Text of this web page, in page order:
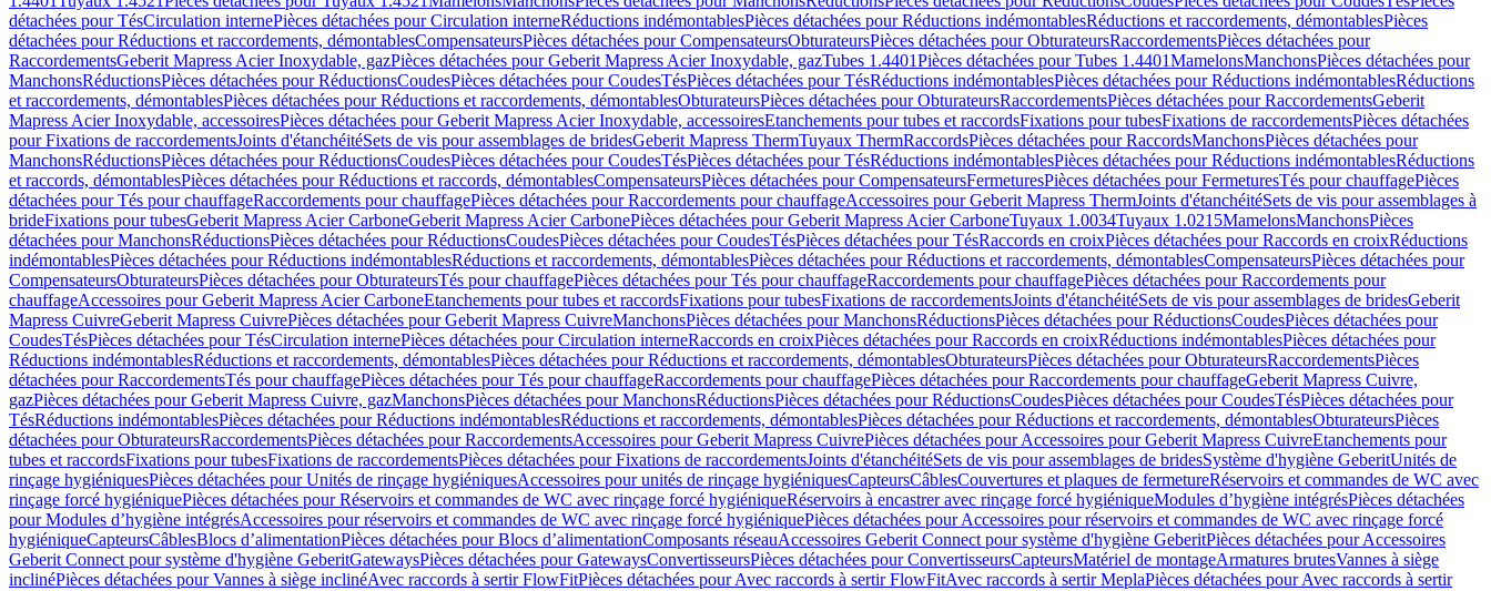
détachées pour TésCirculation internePièces détachées pour Circulation interneRéductions indémontablesPièces détachées pour Réductions indémontablesRéductions et raccordements, démontablesPièces
détachées pour Réductions et raccordements, démontablesCompensateursPièces détachées pour CompensateursObturateursPièces détachées pour ObturateursRaccordementsPièces détachées pour
RaccordementsGeberit Mapress Acier Inoxydable, gazPièces détachées pour Geberit Mapress Acier Inoxydable, gazTubes 1.4401Pièces détachées pour Tubes 1.4401MamelonsManchonsPièces détachées pour
ManchonsRéductionsPièces détachées pour RéductionsCoudesPièces détachées pour CoudesTésPièces détachées pour TésRéductions indémontablesPièces détachées pour Réductions indémontablesRéductions
et raccordements, démontablesPièces détachées pour Réductions et raccordements, démontablesObturateursPièces détachées pour ObturateursRaccordementsPièces détachées pour RaccordementsGeberit
Mapress Acier Inoxydable, accessoiresPièces détachées pour Geberit Mapress Acier Inoxydable, accessoiresEtanchements pour tubes et raccordsFixations pour tubesFixations de raccordementsPièces détachées
pour Fixations de raccordementsJoints d'étanchéitéSets de vis pour assemblages de bridesGeberit Mapress ThermTuyaux ThermRaccordsPièces détachées pour RaccordsManchonsPièces détachées pour
ManchonsRéductionsPièces détachées pour RéductionsCoudesPièces détachées pour CoudesTésPièces détachées pour TésRéductions indémontablesPièces détachées pour Réductions indémontablesRéductions
et raccords, démontablesPièces détachées pour Réductions et raccords, démontablesCompensateursPièces détachées pour CompensateursFermeturesPièces détachées pour FermeturesTés pour chauffagePièces
détachées pour Tés pour chauffageRaccordements pour chauffagePièces détachées pour Raccordements pour chauffageAccessoires pour Geberit Mapress ThermJoints d'étanchéitéSets de vis pour assemblages à
brideFixations pour tubesGeberit Mapress Acier CarboneGeberit Mapress Acier CarbonePièces détachées pour Geberit Mapress Acier CarboneTuyaux 1.0034Tuyaux 1.0215MamelonsManchonsPièces
détachées pour ManchonsRéductionsPièces détachées pour RéductionsCoudesPièces détachées pour CoudesTésPièces détachées pour TésRaccords en croixPièces détachées pour Raccords en croixRéductions
indémontablesPièces détachées pour Réductions indémontablesRéductions et raccordements, démontablesPièces détachées pour Réductions et raccordements, démontablesCompensateursPièces détachées pour
CompensateursObturateursPièces détachées pour ObturateursTés pour chauffagePièces détachées pour Tés pour chauffageRaccordements pour chauffagePièces détachées pour Raccordements pour
chauffageAccessoires pour Geberit Mapress Acier CarboneEtanchements pour tubes et raccordsFixations pour tubesFixations de raccordementsJoints d'étanchéitéSets de vis pour assemblages de bridesGeberit
Mapress CuivreGeberit Mapress CuivrePièces détachées pour Geberit Mapress CuivreManchonsPièces détachées pour ManchonsRéductionsPièces détachées pour RéductionsCoudesPièces détachées pour
CoudesTésPièces détachées pour TésCirculation internePièces détachées pour Circulation interneRaccords en croixPièces détachées pour Raccords en croixRéductions indémontablesPièces détachées pour
Réductions indémontablesRéductions et raccordements, démontablesPièces détachées pour Réductions et raccordements, démontablesObturateursPièces détachées pour ObturateursRaccordementsPièces
détachées pour RaccordementsTés pour chauffagePièces détachées pour Tés pour chauffageRaccordements pour chauffagePièces détachées pour Raccordements pour chauffageGeberit Mapress Cuivre,
gazPièces détachées pour Geberit Mapress Cuivre, gazManchonsPièces détachées pour ManchonsRéductionsPièces détachées pour RéductionsCoudesPièces détachées pour CoudesTésPièces détachées pour
TésRéductions indémontablesPièces détachées pour Réductions indémontablesRéductions et raccordements, démontablesPièces détachées pour Réductions et raccordements, démontablesObturateursPièces
détachées pour ObturateursRaccordementsPièces détachées pour RaccordementsAccessoires pour Geberit Mapress CuivrePièces détachées pour Accessoires pour Geberit Mapress CuivreEtanchements pour
tubes et raccordsFixations pour tubesFixations de raccordementsPièces détachées pour Fixations de raccordementsJoints d'étanchéitéSets de vis pour assemblages de bridesSystème d'hygiène GeberitUnités de
rinçage hygiéniquesPièces détachées pour Unités de rinçage hygiéniquesAccessoires pour unités de rinçage hygiéniquesCapteursCâblesCouvertures et plaques de fermetureRéservoirs et commandes de WC avec
rinçage forcé hygiéniquePièces détachées pour Réservoirs et commandes de WC avec rinçage forcé hygiéniqueRéservoirs à encastrer avec rinçage forcé hygiéniqueModules d’hygiène intégrésPièces détachées
pour Modules d’hygiène intégrésAccessoires pour réservoirs et commandes de WC avec rinçage forcé hygiéniquePièces détachées pour Accessoires pour réservoirs et commandes de WC avec rinçage forcé
hygiéniqueCapteursCâblesBlocs d’alimentationPièces détachées pour Blocs d’alimentationComposants réseauAccessoires Geberit Connect pour système d'hygiène GeberitPièces détachées pour Accessoires
Geberit Connect pour système d'hygiène GeberitGatewaysPièces détachées pour GatewaysConvertisseursPièces détachées pour ConvertisseursCapteursMatériel de montageArmatures brutesVannes à siège
inclinéPièces détachées pour Vannes à siège inclinéAvec raccords à sertir FlowFitPièces détachées pour Avec raccords à sertir FlowFitAvec raccords à sertir MeplaPièces détachées pour Avec raccords à sertir